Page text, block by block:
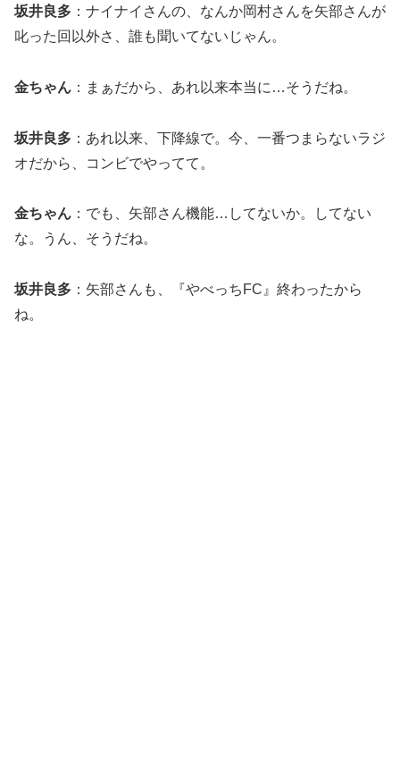
坂井良多 ：ナイナイさんの、なんか岡村さんを矢部さんが
叱った回以外さ、誰も聞いてないじゃん。
金ちゃん ：まぁだから、あれ以来本当に…そうだね。
坂井良多 ：あれ以来、下降線で。今、一番つまらないラジ
オだから、コンビでやってて。
金ちゃん ：でも、矢部さん機能…してないか。してない
な。うん、そうだね。
坂井良多 ：矢部さんも、『やべっちFC』終わったから
ね。